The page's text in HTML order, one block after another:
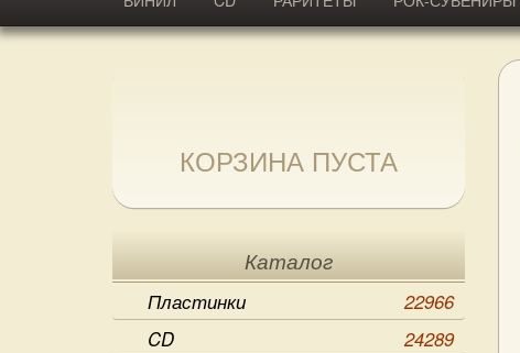
АКСЕССУАРЫ
КОРЗИНА ПУСТА
Каталог
Пластинки
22966
CD
24289